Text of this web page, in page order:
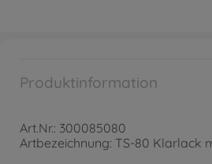
Produktinformation
Art.Nr.: 300085080
Artbezeichnung: TS-80 Klarlack